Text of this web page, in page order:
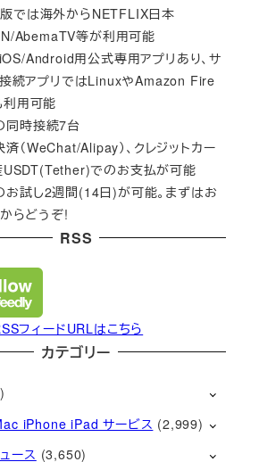
版では海外からNETFLIX日本
AbemaTV等が利用可能
Android用公式専用アプリあり、サ
続アプリではLinuxやAmazon Fire
用可能
同時接続7台
（WeChat/Alipay）、クレジットカー
USDT(Tether)でのお支払が可能
お試し2週間(14日)が可能。まずはお
からどうぞ!
RSS
フィードURLはこちら
カテゴリー
iPhone iPad サービス (2,999)
ース (3,650)